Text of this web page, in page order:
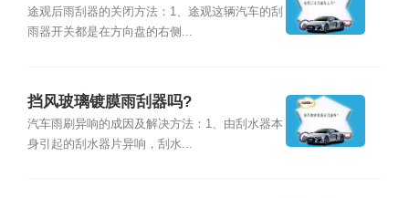
途观后雨刮器的关闭方法：1、途观这辆汽车的刮
雨器开关都是在方向盘的右侧...
挡风玻璃镀膜雨刮器吗?
汽车雨刷异响的成因及解决方法：1、由刮水器本
身引起的刮水器片异响，刮水...